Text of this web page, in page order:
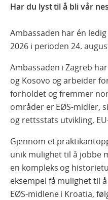
Har du lyst til å bli vår
Ambassaden har én
2026 i perioden 24.
Ambassaden i Zagreb
og Kosovo og arbeider
forholdet og fremmer
områder er EØS-midler,
og rettsstats utvikling,
Gjennom et
unik mulighet til å jobbe
en kompleks og
eksempel få mulighet til
EØS-midlene i Kroatia,